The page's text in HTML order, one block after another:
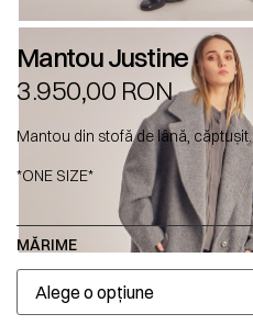
Mantou Justine
3.950,00 RON
Mantou din stofă de lână, căptușit.
*ONE SIZE*
MĂRIME